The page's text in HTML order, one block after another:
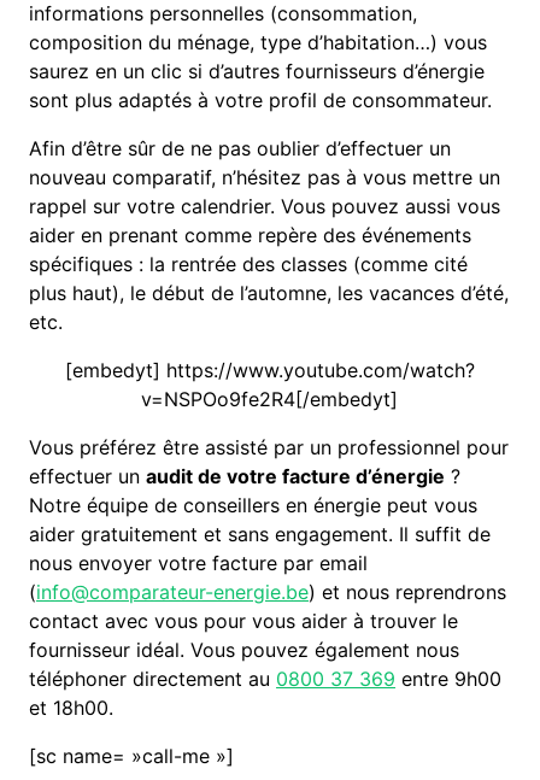
informations personnelles (consommation,
composition du ménage, type d’habitation…) vous
saurez en un clic si d’autres fournisseurs d’énergie
sont plus adaptés à votre profil de consommateur.
Afin d’être sûr de ne pas oublier d’effectuer un
nouveau comparatif, n’hésitez pas à vous mettre un
rappel sur votre calendrier. Vous pouvez aussi vous
aider en prenant comme repère des événements
spécifiques : la rentrée des classes (comme cité
plus haut), le début de l’automne, les vacances d’été,
etc.
[embedyt] https://www.youtube.com/watch?
v=NSPOo9fe2R4[/embedyt]
Vous préférez être assisté par un professionnel pour
effectuer unaudit de votre facture d’énergie ?
Notre équipe de conseillers en énergie peut vous
aider gratuitement et sans engagement. Il suffit de
nous envoyer votre facture par email
(info@comparateur-energie.be) et nous reprendrons
contact avec vous pour vous aider à trouver le
fournisseur idéal. Vous pouvez également nous
téléphoner directement au 0800 37 369 entre 9h00
et 18h00.
[sc name= »call-me »]